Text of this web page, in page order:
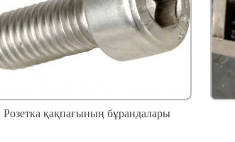
Розетка қақпағының бұрандалары